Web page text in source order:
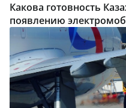
Какова готовность
появлению